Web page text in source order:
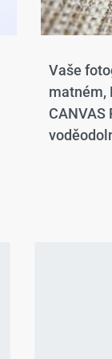
Vaše
matném,
CANVAS